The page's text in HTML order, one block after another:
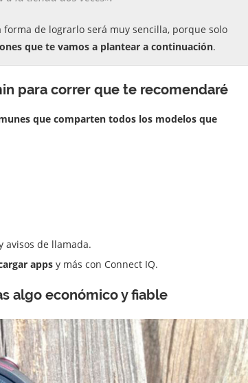
forma de lograrlo será muy sencilla, porque solo
que te vamos a plantear a continuación.
para correr que te recomendaré
que comparten todos los modelos que
avisos de llamada.
apps y más con Connect IQ.
algo económico y fiable